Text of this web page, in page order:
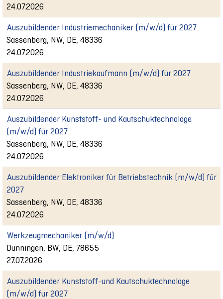
24.07.2026
Auszubildender Industriemechaniker (m/w/d) für 2027
Sassenberg, NW, DE, 48336
24.07.2026
Auszubildender Industriekaufmann (m/w/d) für 2027
Sassenberg, NW, DE, 48336
24.07.2026
Auszubildender Kunststoff- und Kautschuktechnologe
(m/w/d) für 2027
Sassenberg, NW, DE, 48336
24.07.2026
Auszubildender Elektroniker für Betriebstechnik (m/w/d) für
2027
Sassenberg, NW, DE, 48336
24.07.2026
Werkzeugmechaniker (m/w/d)
Dunningen, BW, DE, 78655
27.07.2026
Auszubildender Kunststoff-und Kautschuktechnologe
(m/w/d) für 2027